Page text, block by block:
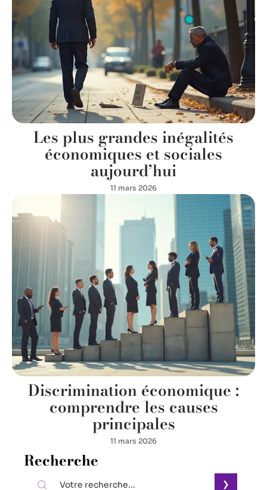
Les plus grandes inégalités
économiques et sociales
aujourd’hui
11 mars 2026
Discrimination économique :
comprendre les causes
principales
11 mars 2026
Recherche